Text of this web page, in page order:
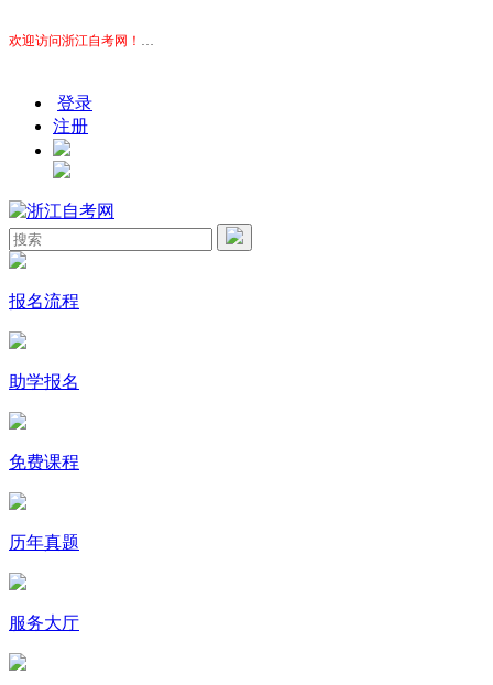
欢迎访问浙江自考网！
本站为考生提供浙江自考信息服务，网站信息供学习交流使
登录
注册
报名流程
助学报名
免费课程
历年真题
服务大厅